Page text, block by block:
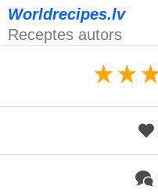
Worldrecipes.lv
Receptes autors